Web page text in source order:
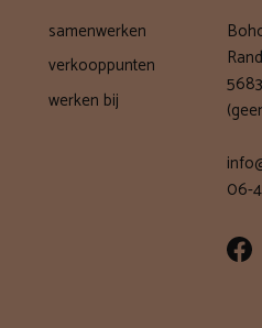
samenwerken
verkooppunten
werken bij
06-